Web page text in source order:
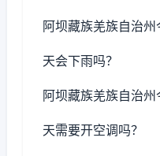
阿坝藏族羌族自治州
天会下雨吗？
阿坝藏族羌族自治州
天需要开空调吗？